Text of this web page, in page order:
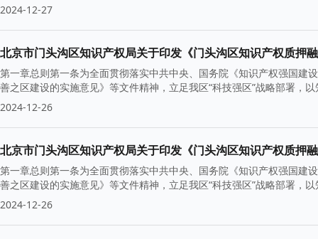
2024-12-27
北京市门头沟区知识产权局关于印发《门头沟区知识产权质押
第一章总则第一条为全面贯彻落实中共中央、国务院《知识产权强国
善之区建设的实施意见》等文件精神，立足我区“科技强区”战略部署，
2024-12-26
北京市门头沟区知识产权局关于印发《门头沟区知识产权质押
第一章总则第一条为全面贯彻落实中共中央、国务院《知识产权强国
善之区建设的实施意见》等文件精神，立足我区“科技强区”战略部署，
2024-12-26